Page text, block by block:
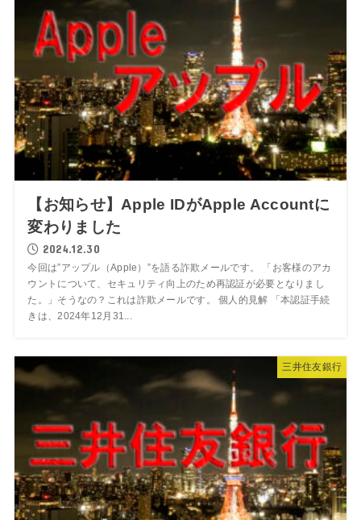
【お知らせ】Apple IDがApple Accountに
変わりました
2024.12.30
今回は”アップル（Apple）”を語る詐欺メールです。 「お客様のアカ
ウントについて、セキュリティ向上のため再認証が必要となりまし
た。」そうなの？これは詐欺メールです。 個人的見解 「本認証手続
きは、2024年12月31...
三井住友銀行